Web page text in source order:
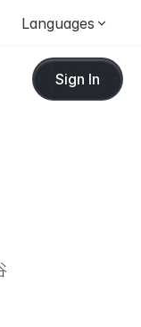
Languages
Sign In